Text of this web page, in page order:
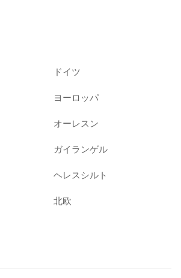
ドイツ
ヨーロッパ
オーレスン
ガイランゲル
ヘレスシルト
北欧